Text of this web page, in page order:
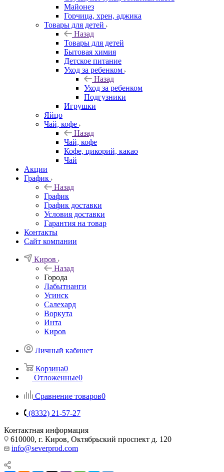
Майонез
Горчица, хрен, аджика
Товары для детей
Назад
Товары для детей
Бытовая химия
Детское питание
Уход за ребенком
Назад
Уход за ребенком
Подгузники
Игрушки
Яйцо
Чай, кофе
Назад
Чай, кофе
Кофе, цикорий, какао
Чай
Акции
График
Назад
График
График доставки
Условия доставки
Гарантия на товар
Контакты
Сайт компании
Киров
Назад
Города
Лабытнанги
Усинск
Салехард
Воркута
Инта
Киров
Личный кабинет
Корзина0
Отложенные0
Сравнение товаров0
(8332) 21-57-27
Контактная информация
610000, г. Киров, Октябрьский проспект д. 120
info@severprod.com